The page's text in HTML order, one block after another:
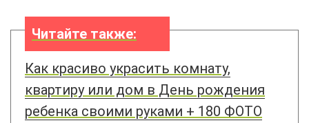
Читайте также:
Как красиво украсить комнату,
квартиру или дом в День рождения
ребенка своими руками + 180 ФОТО